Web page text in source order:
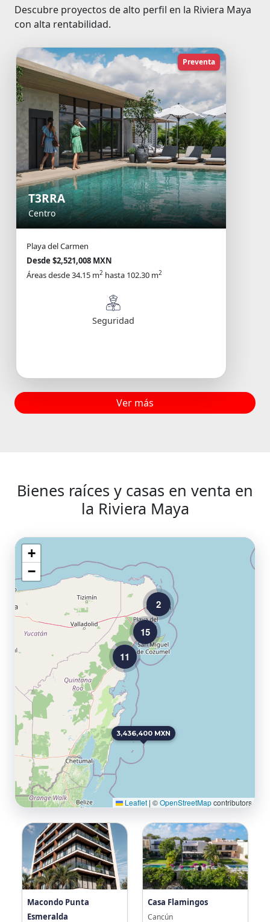
Descubre proyectos de alto perfil en la Riviera Maya
con alta rentabilidad.
Preventa
T3RRA
Centro
Playa del Carmen
Desde $2,521,008 MXN
Áreas desde 34.15 m2 hasta 102.30 m2
Seguridad
Ver más
Bienes raíces y casas en venta en
la Riviera Maya
2
11
15
3,436,400 MXN
+
−
Leaflet | ©OpenStreetMapcontributors
Macondo Punta
Esmeralda
Casa Flamingos
Cancún